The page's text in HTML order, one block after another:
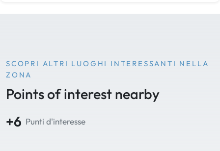
SCOPRI ALTRI LUOGHI INTERESSANTI NELLA
ZONA
Points of interest nearby
+6 Punti d'interesse